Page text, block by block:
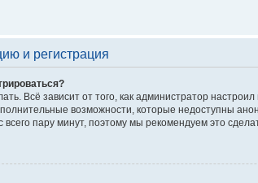
и регистрация
Всё зависит от того, как администратор
возможности, которые недоступны
всего пару минут, поэтому мы рекомендуем это